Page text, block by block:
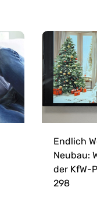
Endlich
Neubau:
der KfW-
298